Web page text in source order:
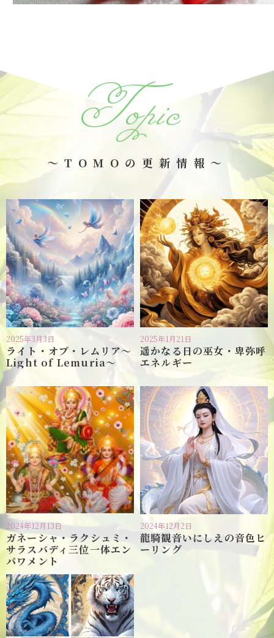
Topic
～TOMOの更新情報～
2025年3月3日
ライト・オブ・レムリア〜
Light of Lemuria〜
2025年1月21日
遥かなる日の巫女・卑弥呼
エネルギー
2024年12月13日
ガネーシャ・ラクシュミ・
サラスバディ三位一体エン
パワメント
2024年12月2日
龍騎観音いにしえの音色ヒ
ーリング